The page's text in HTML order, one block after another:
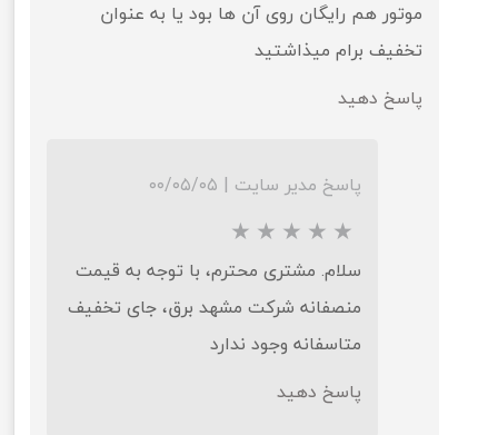
موتور هم رایگان روی آن ها بود یا به عنوان
تخفیف برام میذاشتید
پاسخ دهید
پاسخ مدیر سایت | ۰۰/۰۵/۰۵
سلام. مشتری محترم، با توجه به قیمت
منصفانه شرکت مشهد برق، جای تخفیف
متاسفانه وجود ندارد
پاسخ دهید